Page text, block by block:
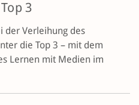
3
der Verleihung des
die Top 3 – mit dem
Lernen mit Medien im